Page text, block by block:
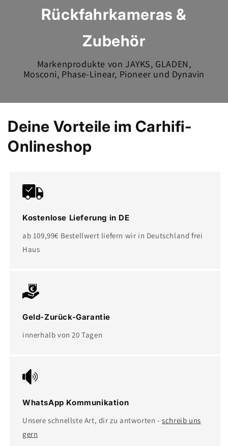
Rückfahrkameras &
Zubehör
Markenprodukte von JAYKS, GLADEN,
Mosconi, Phase-Linear, Pioneer und Dynavin
Deine Vorteile im Carhifi-
Onlineshop
Kostenlose Lieferung in DE
ab 109,99€ Bestellwert liefern wir in Deutschland frei
Haus
Geld-Zurück-Garantie
innerhalb von 20 Tagen
WhatsApp Kommunikation
Unsere schnellste Art, dir zu antworten -schreib uns
gern